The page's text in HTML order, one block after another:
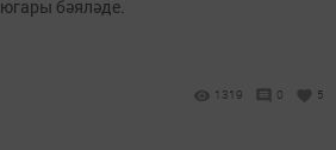
югары бәяләде.
1319 0 5